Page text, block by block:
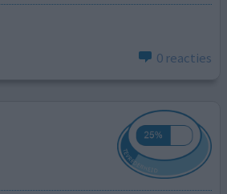
0 reacties